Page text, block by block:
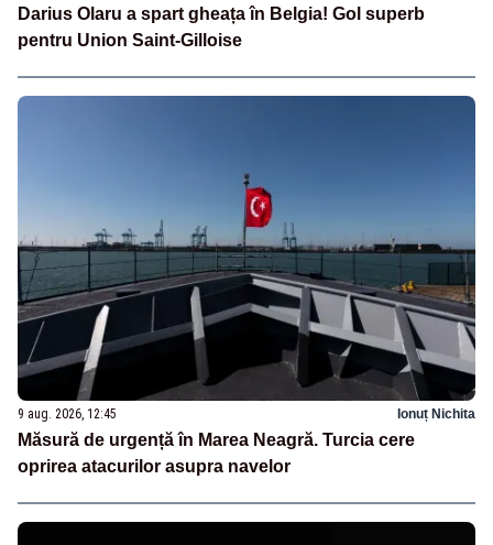
Darius Olaru a spart gheața în Belgia! Gol superb
pentru Union Saint-Gilloise
9 aug. 2026, 12:45 Ionuț Nichita
Măsură de urgență în Marea Neagră. Turcia cere
oprirea atacurilor asupra navelor